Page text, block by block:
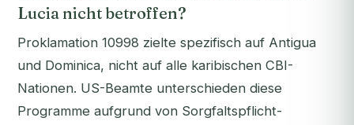
Lucia nicht betroffen?
Proklamation 10998 zielte spezifisch auf Antigua
und Dominica, nicht auf alle karibischen CBI-
Nationen. US-Beamte unterschieden diese
Programme aufgrund von Sorgfaltspflicht-